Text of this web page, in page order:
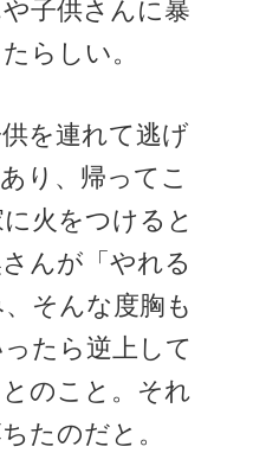
子供さんに暴
らしい。
を連れて逃げ
り、帰ってこ
火をつけると
んが「やれる
そんな度胸も
たら逆上して
のこと。それ
たのだと。